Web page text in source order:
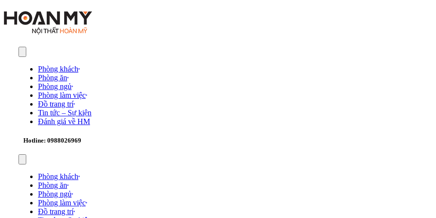
Phòng khách
Phòng ăn
Phòng ngủ
Phòng làm việc
Đồ trang trí
Tin tức – Sự kiện
Đánh giá về HM
Hotline: 0988026969
Phòng khách
Phòng ăn
Phòng ngủ
Phòng làm việc
Đồ trang trí